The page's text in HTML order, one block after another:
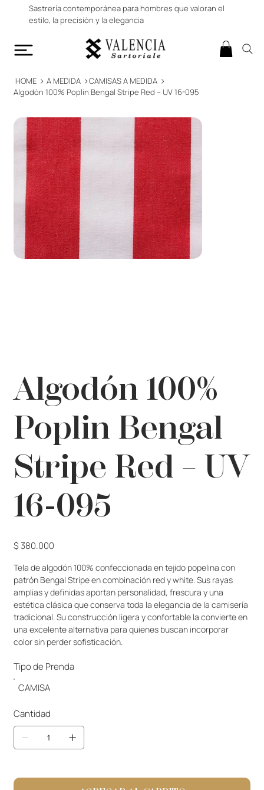
Sastrería contemporánea para hombres que valoran el
estilo, la precisión y la elegancia
HOME > A MEDIDA >CAMISAS A MEDIDA >
Algodón 100% Poplin Bengal Stripe Red – UV 16-095
Algodón 100%
Poplin Bengal
Stripe Red – UV
16-095
Precio
$ 380.000
Tela de algodón 100% confeccionada en tejido popelina con
patrón Bengal Stripe en combinación red y white. Sus rayas
amplias y definidas aportan personalidad, frescura y una
estética clásica que conserva toda la elegancia de la camisería
tradicional. Su construcción ligera y confortable la convierte en
una excelente alternativa para quienes buscan incorporar
color sin perder sofisticación.
CAMISA
Tipo de Prenda
Cantidad